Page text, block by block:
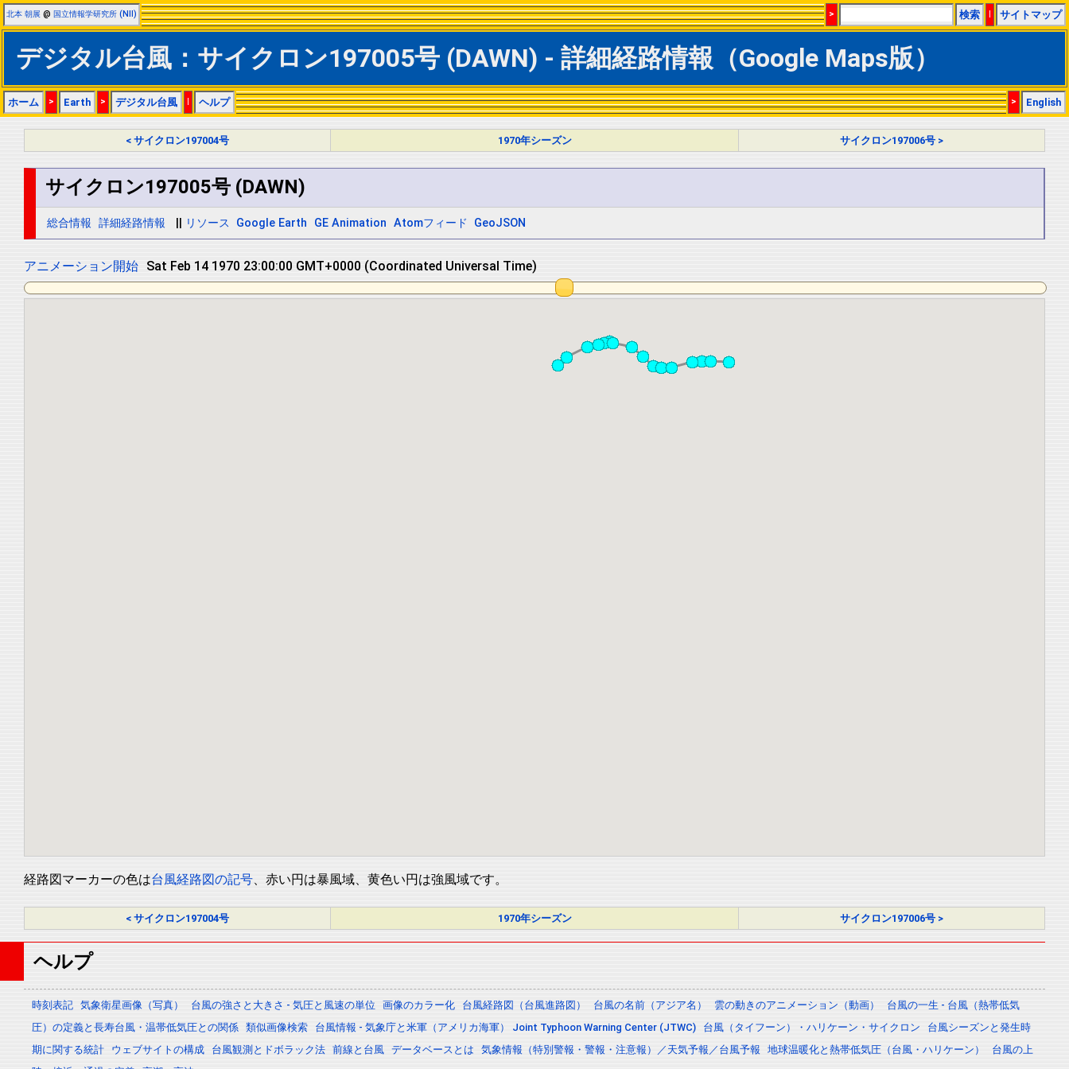
北本 朝展 @ 国立情報学研究所 (NII) > 検索 | サイトマップ
デジタル台風：サイクロン197005号 (DAWN) - 詳細経路情報（Google Maps版）
ホーム > Earth > デジタル台風 | ヘルプ > English
< サイクロン197004号 1970年シーズン サイクロン197006号 >
サイクロン197005号 (DAWN)
総合情報 詳細経路情報 リソース Google Earth GE Animation Atomフィード GeoJSON
アニメーション開始 Sun Feb 15 1970 11:00:00 GMT+0000 (Coordinated Universal Time)
経路図マーカーの色は台風経路図の記号、赤い円は暴風域、黄色い円は強風域です。
< サイクロン197004号 1970年シーズン サイクロン197006号 >
ヘルプ
時刻表記 気象衛星画像（写真） 台風の強さと大きさ - 気圧と風速の単位 画像のカラー化 台風経路図（台風進路図） 台風の名前（アジア名） 雲の動きのアニメーション（動画）
台風の一生 - 台風（熱帯低気
圧）の定義と長寿台風・温帯低気圧との関係 類似画像検索 台風情報 - 気象庁と米軍（アメリカ海軍） Joint Typhoon Warning Center (JTWC) 台風（タイフーン）・ハリケーン・サイクロン
台風シーズンと発生時
期に関する統計
ウェブサイトの構成 台風観測とドボラック法 前線と台風 データベースとは 気象情報（特別警報・警報・注意報）／天気予報／台風予報 地球温暖化と熱帯低気圧（台風・ハリケーン）
台風の上